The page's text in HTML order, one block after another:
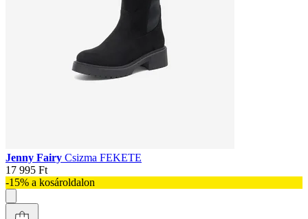
Jenny Fairy Csizma FEKETE
17 995 Ft
-15% a kosároldalon